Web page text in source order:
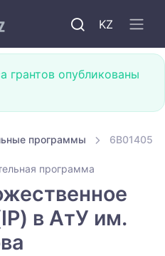
KZ
грантов опубликованы
программы 6B01405
программа
в АтУ им.